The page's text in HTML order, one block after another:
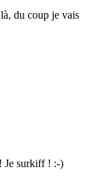
du coup je vais
Je surkiff ! :-)